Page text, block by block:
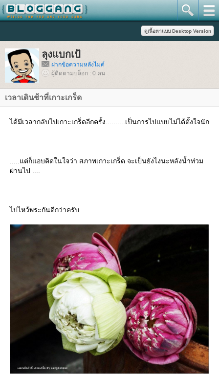
ลุงแบกเป้
ฝากข้อความหลังไมค์
ผู้ติดตามบล็อก : 0 คน
เวลาเดินช้าที่เกาะเกร็ด
ได้มีเวลากลับไปเกาะเกร็ดอีกครั้ง..........เป็นการไปแบบไม่ได้ตั้งใจนัก
.....แต่ก็แอบคิดในใจว่า สภาพเกาะเกร็ด จะเป็นยังไงนะหลังน้ำท่วม
ผ่านไป ....
ไปไหว้พระกันดีกว่าครับ